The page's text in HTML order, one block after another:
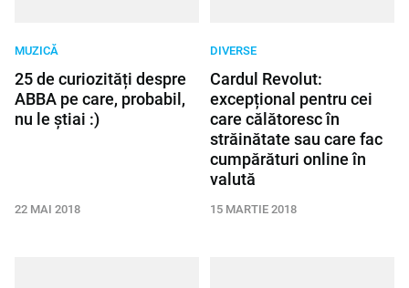
MUZICĂ
25 de curiozități despre
ABBA pe care, probabil,
nu le știai :)
22 MAI 2018
DIVERSE
Cardul Revolut:
excepțional pentru cei
care călătoresc în
străinătate sau care fac
cumpărături online în
valută
15 MARTIE 2018